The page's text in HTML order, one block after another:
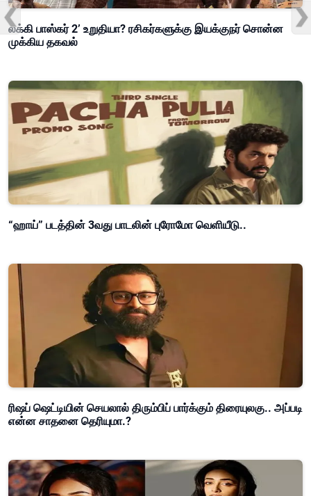
லக்கி பாஸ்கர் 2’ உறுதியா? ரசிகர்களுக்கு இயக்குநர் சொன்ன
முக்கிய தகவல்
“ஹாய்” படத்தின் 3வது பாடலின் புரோமோ வெளியீடு..
ரிஷப் ஷெட்டியின் செயலால் திரும்பிப் பார்க்கும் திரையுலகு.. அப்படி
என்ன சாதனை தெரியுமா.?